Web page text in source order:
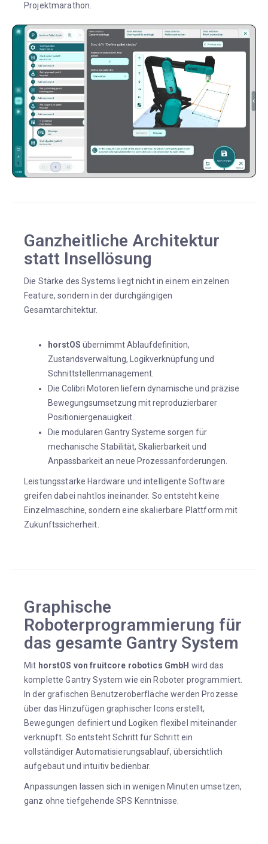
Projektmarathon.
Ganzheitliche Architektur
statt Insellösung
Die Stärke des Systems liegt nicht in einem einzelnen
Feature, sondern in der durchgängigen
Gesamtarchitektur.
horstOS übernimmt Ablaufdefinition,
Zustandsverwaltung, Logikverknüpfung und
Schnittstellenmanagement.
Die Colibri Motoren liefern dynamische und präzise
Bewegungsumsetzung mit reproduzierbarer
Positioniergenauigkeit.
Die modularen Gantry Systeme sorgen für
mechanische Stabilität, Skalierbarkeit und
Anpassbarkeit an neue Prozessanforderungen.
Leistungsstarke Hardware und intelligente Software
greifen dabei nahtlos ineinander. So entsteht keine
Einzelmaschine, sondern eine skalierbare Plattform mit
Zukunftssicherheit.
Graphische
Roboterprogrammierung für
das gesamte Gantry System
Mit horstOS von fruitcore robotics GmbH wird das
komplette Gantry System wie ein Roboter programmiert.
In der grafischen Benutzeroberfläche werden Prozesse
über das Hinzufügen graphischer Icons erstellt,
Bewegungen definiert und Logiken flexibel miteinander
verknüpft. So entsteht Schritt für Schritt ein
vollständiger Automatisierungsablauf, übersichtlich
aufgebaut und intuitiv bedienbar.
Anpassungen lassen sich in wenigen Minuten umsetzen,
ganz ohne tiefgehende SPS Kenntnisse.